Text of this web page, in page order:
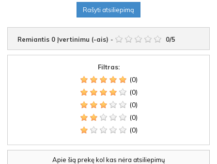
Rašyti atsiliepimą
Remiantis 0 Įvertinimu (-ais) - 0/5
Filtras:
(0)
(0)
(0)
(0)
(0)
Apie šią prekę kol kas nėra atsiliepimų